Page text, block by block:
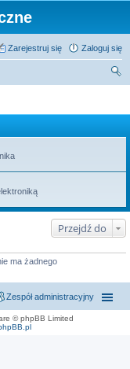
Zaloguj się
Zarejestruj się
Przejdź do
ma żadnego
Zespół administracyjny
© phpBB Limited